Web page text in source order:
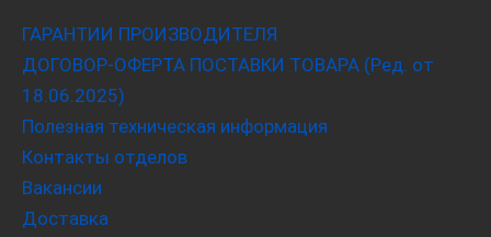
ГАРАНТИИ ПРОИЗВОДИТЕЛЯ
ДОГОВОР-ОФЕРТА ПОСТАВКИ ТОВАРА (Ред. от
18.06.2025)
Полезная техническая информация
Контакты отделов
Вакансии
Доставка